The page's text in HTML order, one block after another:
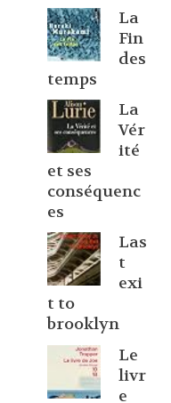
La
Fin
des
temps
La
Vér
ité
et ses
conséquenc
es
Las
t
exi
t to
brooklyn
Le
livr
e